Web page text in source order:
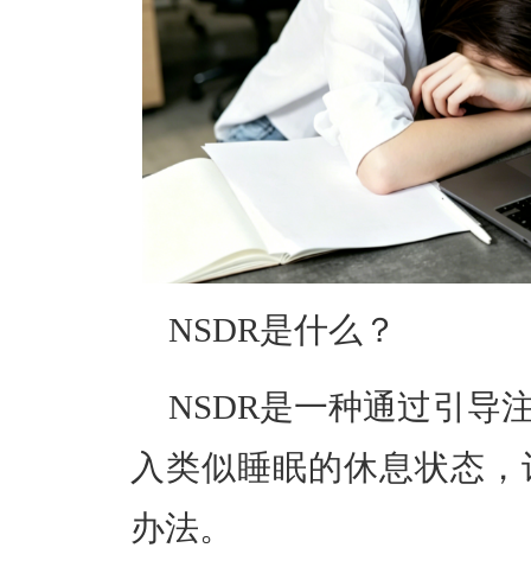
NSDR是什么？
NSDR是一种通过引导
入类似睡眠的休息状态
办法。